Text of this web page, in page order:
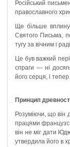
Російський
православного
Ще більше
Святого Письма,
тугу за вічним і
Це був важкий
спраги — ні
його серця, і
Принцип
Розуміючи, що він
працями
він не міг дати
утвердила його в